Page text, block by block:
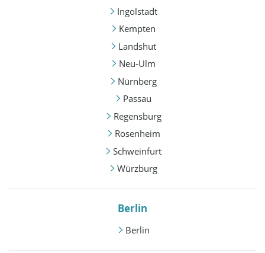
Ingolstadt
Kempten
Landshut
Neu-Ulm
Nürnberg
Passau
Regensburg
Rosenheim
Schweinfurt
Würzburg
Berlin
Berlin